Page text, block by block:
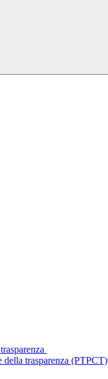
della trasparenza (PTPCT)